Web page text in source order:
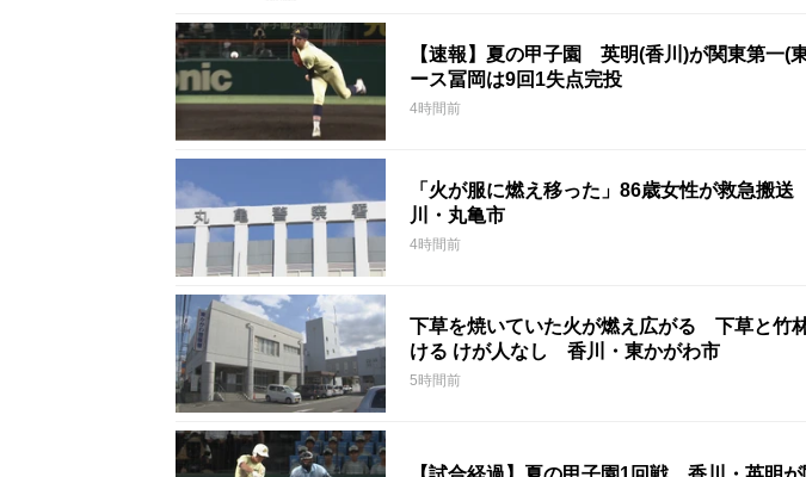
【速報】夏の甲子園 英明(香川)が関東第一(
ース冨岡は9回1失点完投
4時間前
「火が服に燃え移った」86歳女性が救急搬
川・丸亀市
4時間前
下草を焼いていた火が燃え広がる 下草と竹
ける けが人なし 香川・東かがわ市
5時間前